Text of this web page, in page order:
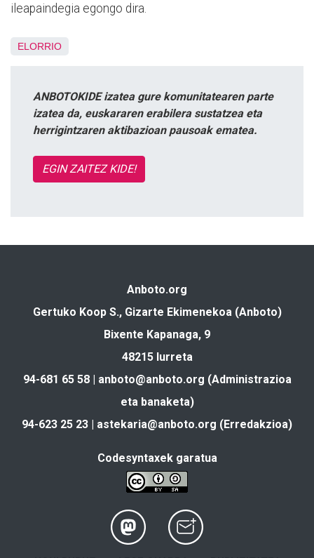
ileapaindegia egongo dira.
ELORRIO
ANBOTOKIDE izatea gure komunitatearen parte
izatea da, euskararen erabilera sustatzea eta
herrigintzaren aktibazioan pausoak ematea.
EGIN ZAITEZ KIDE!
Anboto.org
Gertuko Koop S., Gizarte Ekimenekoa (Anboto)
Bixente Kapanaga, 9
48215 Iurreta
94-681 65 58 | anboto@anboto.org (Administrazioa
eta banaketa)
94-623 25 23 | astekaria@anboto.org (Erredakzioa)
Codesyntaxek garatua